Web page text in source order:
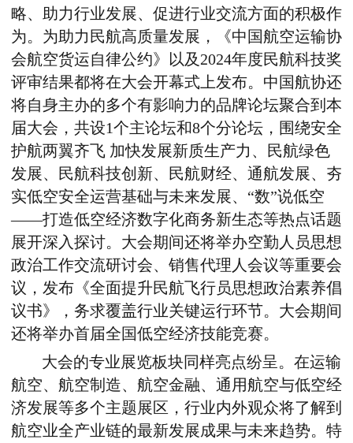
略、助力行业发展、促进行业交流方面的积极作
为。为助力民航高质量发展，《中国航空运输协
会航空货运自律公约》以及2024年度民航科技奖
评审结果都将在大会开幕式上发布。中国航协还
将自身主办的多个有影响力的品牌论坛聚合到本
届大会，共设1个主论坛和8个分论坛，围绕安全
护航两翼齐飞 加快发展新质生产力、民航绿色
发展、民航科技创新、民航财经、通航发展、夯
实低空安全运营基础与未来发展、“数”说低空
——打造低空经济数字化商务新生态等热点话题
展开深入探讨。大会期间还将举办空勤人员思想
政治工作交流研讨会、销售代理人会议等重要会
议，发布《全面提升民航飞行员思想政治素养倡
议书》，务求覆盖行业关键运行环节。大会期间
还将举办首届全国低空经济技能竞赛。
大会的专业展览板块同样亮点纷呈。在运输
航空、航空制造、航空金融、通用航空与低空经
济发展等多个主题展区，行业内外观众将了解到
航空业全产业链的最新发展成果与未来趋势。特